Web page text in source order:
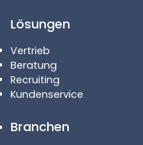
Lösungen
Vertrieb
Beratung
Recruiting
Kundenservice
Branchen